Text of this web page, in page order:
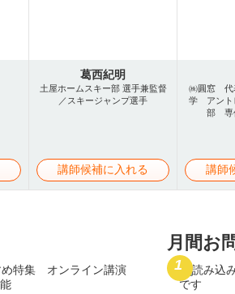
葛西紀明
土屋ホームスキー部 選手兼監督
／スキージャンプ選手
講師候補に入れる
㈱圓窓 代
学 アント
部 専
講師
月間お